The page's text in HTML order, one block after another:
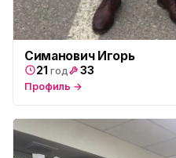
Симанович Игорь
21 год 33
Профиль →